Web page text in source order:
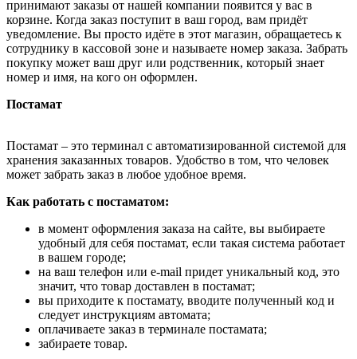
принимают заказы от нашей компании появится у вас в
корзине. Когда заказ поступит в ваш город, вам придёт
уведомление. Вы просто идёте в этот магазин, обращаетесь к
сотруднику в кассовой зоне и называете номер заказа. Забрать
покупку может ваш друг или родственник, который знает
номер и имя, на кого он оформлен.
Постамат
Постамат – это терминал с автоматизированной системой для
хранения заказанных товаров. Удобство в том, что человек
может забрать заказ в любое удобное время.
Как работать с постаматом:
в момент оформления заказа на сайте, вы выбираете
удобный для себя постамат, если такая система работает
в вашем городе;
на ваш телефон или e-mail придет уникальный код, это
значит, что товар доставлен в постамат;
вы приходите к постамату, вводите полученный код и
следует инструкциям автомата;
оплачиваете заказ в терминале постамата;
забираете товар.